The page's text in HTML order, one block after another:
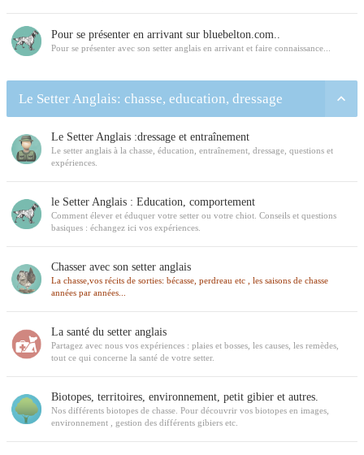
Pour se présenter en arrivant sur bluebelton.com..
Pour se présenter avec son setter anglais en arrivant et faire connaissance...
Le Setter Anglais: chasse, education, dressage
Le Setter Anglais :dressage et entraînement
Le setter anglais à la chasse, éducation, entraînement, dressage, questions et
expériences.
le Setter Anglais : Education, comportement
Comment élever et éduquer votre setter ou votre chiot. Conseils et questions
basiques : échangez ici vos expériences.
Chasser avec son setter anglais
La chasse,vos récits de sorties: bécasse, perdreau etc , les saisons de chasse
années par années...
La santé du setter anglais
Partagez avec nous vos expériences : plaies et bosses, les causes, les remèdes,
tout ce qui concerne la santé de votre setter.
Biotopes, territoires, environnement, petit gibier et autres.
Nos différents biotopes de chasse. Pour découvrir vos biotopes en images,
environnement , gestion des différents gibiers etc.